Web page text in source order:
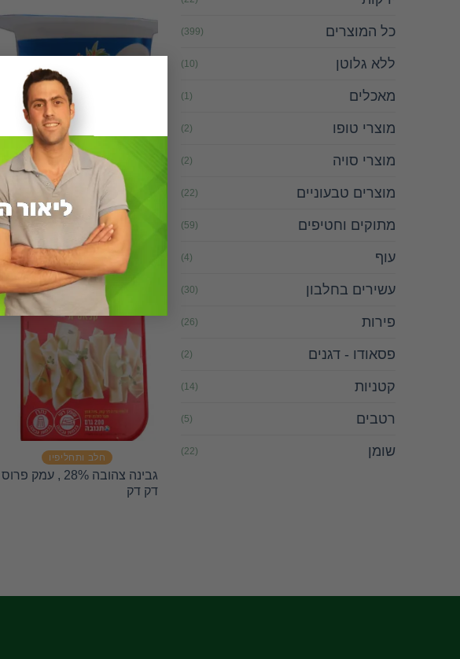
כל המוצרים (399)
ללא גלוטן (10)
מאכלים (1)
מוצרי טופו (2)
מוצרי סויה (2)
מוצרים טבעוניים (22)
מתוקים וחטיפים (59)
עוף (4)
עשירים בחלבון (30)
פירות (26)
פסאודו - דגנים (2)
קטניות (14)
רטבים (5)
שומן (22)
חלב ותחליפיו
גבינה לבנה 5%
חלב ותחליפיו
גבינה צהובה 28% , עמק פרוס
דק דק